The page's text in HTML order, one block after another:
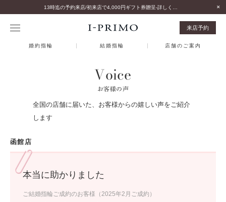
来店予約
婚約指輪 結婚指輪 店舗のご案内
Voice
お客様の声
全国の店舗に届いた、お客様からの嬉しい声をご紹介
します
函館店
本当に助かりました
ご結婚指輪ご成約のお客様（2025年2月ご成約）